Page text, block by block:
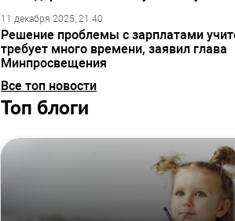
11 декабря 2025, 21:40
Решение проблемы с зарплатами
требует много времени, заявил глава
Минпросвещения
Все топ новости
Топ блоги